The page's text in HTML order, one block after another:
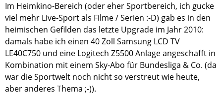
Im Heimkino-Bereich (oder eher Sportbereich, ich gucke
viel mehr Live-Sport als Filme / Serien :-D) gab es in den
heimischen Gefilden das letzte Upgrade im Jahr 2010:
damals habe ich einen 40 Zoll Samsung LCD TV
LE40C750 und eine Logitech Z5500 Anlage angeschafft in
Kombination mit einem Sky-Abo für Bundesliga & Co. (da
war die Sportwelt noch nicht so verstreut wie heute,
aber anderes Thema ;-)).